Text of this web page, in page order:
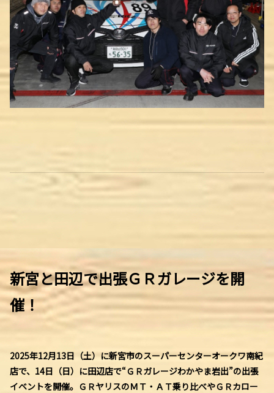
新宮と田辺で出張ＧＲガレージを開
催！
2025年12月13日（土）に新宮市のスーパーセンターオークワ南紀
店で、14日（日）に田辺店で“ＧＲガレージわかやま岩出”の出張
イベントを開催。ＧＲヤリスのＭＴ・ＡＴ乗り比べやＧＲカロー